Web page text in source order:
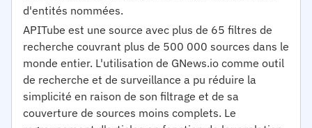
d'entités nommées.
APITube est une source avec plus de 65 filtres de
recherche couvrant plus de 500 000 sources dans le
monde entier. L'utilisation de GNews.io comme outil
de recherche et de surveillance a pu réduire la
simplicité en raison de son filtrage et de sa
couverture de sources moins complets. Le